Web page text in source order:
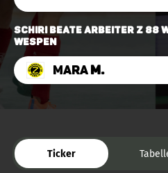
Schiri Beate Arbeiter Z 88
Wespen
MaraM.
Ticker